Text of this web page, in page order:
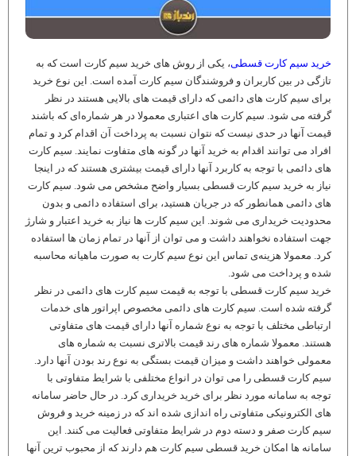
خرید سیم کارت قسطی، یکی از روش های خرید سیم کارت است که به
تازگی در بین کاربران و فروشندگان سیم کارت آمده است. این نوع خرید
برای سیم کارت های دائمی که دارای قیمت های بالایی هستند در نظر
گرفته می شود. سیم کارت های اعتباری معمولا در هر شماره‌ای که باشند
قیمت آنها در حدی نیست که نتوان نسبت به پرداخت آن اقدام کرد و تمام
افراد می توانند اقدام به خرید آنها در گونه های متفاوت نمایند. سیم کارت
های دائمی با توجه به کاربرد آنها دارای قیمت بیشتری هستند که در اینجا
نیاز به خرید سیم کارت قسطی بسیار واضح مشخص می شود. سیم کارت
های دائمی همانطور که در جریان هستید، برای استفاده دائمی و بدون
محدودیت خریداری می شوند. این سیم کارت ها نیاز به خرید اعتبار و شارژ
جهت استفاده نخواهند داشت و می توان از آنها در تمام زمان ها استفاده
کرد. معمولا هزینه‌ی تماس این نوع سیم کارت به صورت ماهیانه محاسبه
شده و پرداخت می شود.
خرید سیم کارت قسطی با توجه به قیمت سیم کارت های دائمی در نظر
گرفته شده است. سیم کارت های دائمی مخصوص اپراتور های خدمات
ارتباطی مختلف با توجه به نوع شماره آنها دارای قیمت های متفاوتی
هستند. معمولا شماره های رند قیمت بالاتری نسبت به شماره های
معمولی خواهند داشت و میزان قیمت بستگی به نوع رند بودن آنها دارد.
سیم کارت قسطی را می توان در انواع مختلفی با شرایط متفاوتی با
توجه به سامانه مورد نظر برای خرید خریداری کرد. در حال حاضر سامانه
های الکترونیکی متفاوتی راه اندازی شده اند که در زمینه خرید و فروش
سیم کارت صفر و دسته دوم در شرایط متفاوتی فعالیت می کنند. این
سامانه ها امکان خرید قسطی سیم کارت هم دارند که از محبوب ترین آنها